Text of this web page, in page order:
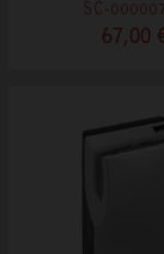
SC-
67,00